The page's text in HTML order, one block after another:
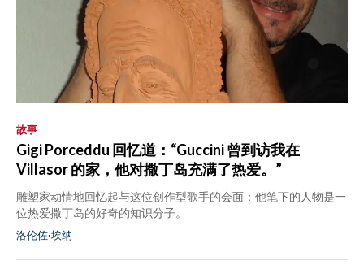
故事
Gigi Porceddu 回忆道：“Guccini 曾到访我在
Villasor 的家，他对撒丁岛充满了热爱。”
雕塑家动情地回忆起与这位创作型歌手的会面：他笔下的人物是一
位热爱撒丁岛的好奇的知识分子。
洛伦佐·埃纳